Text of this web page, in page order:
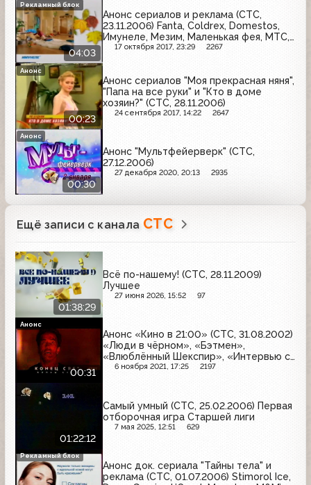
04:03
Анонс сериалов и реклама (СТС,
23.11.2006) Fanta, Coldrex, Domestos,
Имунеле, Мезим, Маленькая фея, МТС,
Burn17 октября 2017, 23:29 2267
Рекламный блок
00:23
Анонс сериалов "Моя прекрасная няня",
"Папа на все руки" и "Кто в доме
хозяин?" (СТС, 28.11.2006)
24 сентября 2017, 14:22 2647
Анонс
00:30
Анонс "Мультфейерверк" (СТС,
27.12.2006)
27 декабря 2020, 20:13 2935
Анонс
Ещё записи с канала СТС
01:38:29
Всё по-нашему! (СТС, 28.11.2009)
Лучшее
27 июня 2026, 15:52 97
00:31
Анонс «Кино в 21:00» (СТС, 31.08.2002)
«Люди в чёрном», «Бэтмен»,
«Влюблённый Шекспир», «Интервью с
вампиром», «Миссия невыполнима-2»,
6 ноября 2021, 17:25 2197
Анонс
01:22:12
Самый умный (СТС, 25.02.2006) Первая
отборочная игра Старшей лиги
7 мая 2025, 12:51 629
Анонс док. сериала "Тайны тела" и
реклама (СТС, 01.07.2006) Stimorol Ice,
Рекламный блок